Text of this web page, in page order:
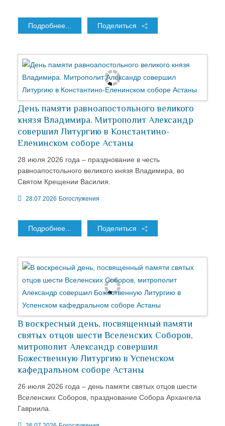
Подробнее... Поделиться
День памяти равноапостольного великого
князя Владимира. Митрополит Александр
совершил Литургию в Константино-
Еленинском соборе Астаны
28 июля 2026 года – празднование в честь
равноапостольного великого князя Владимира, во
Святом Крещении Василия.
28.07.2026 Богослужения
Подробнее... Поделиться
В воскресный день, посвященный памяти
святых отцов шести Вселенских Соборов,
митрополит Александр совершил
Божественную Литургию в Успенском
кафедральном соборе Астаны
26 июля 2026 года – день памяти святых отцов шести
Вселенских Соборов, празднование Собора Архангела
Гавриила.